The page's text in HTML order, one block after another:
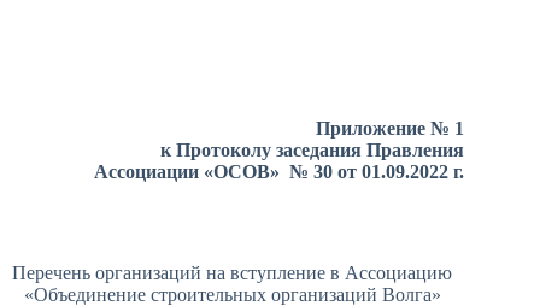
Приложение № 1
к Протоколу заседания Правления
Ассоциации «ОСОВ» № 30 от 01.09.2022 г.
Перечень организаций на вступление в Ассоциацию
«Объединение строительных организаций Волга»